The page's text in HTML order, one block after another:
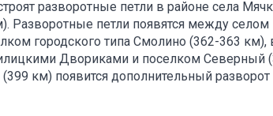
разворотные петли в районе села
Разворотные петли появятся между селом
городского типа Смолино (362-363 км),
Двориками и поселком Северный
км) появится дополнительный разворот